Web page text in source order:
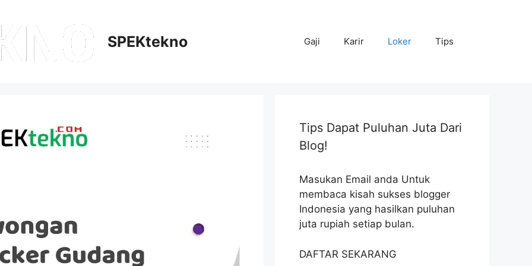
SPEKtekno Gaji Karir Loker Tips
Tips Dapat Puluhan Juta Dari
Blog!
Masukan Email anda Untuk
membaca kisah sukses blogger
Indonesia yang hasilkan puluhan
juta rupiah setiap bulan.
DAFTAR SEKARANG